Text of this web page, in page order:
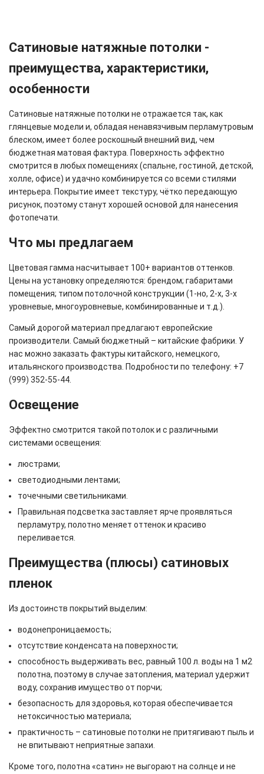
Сатиновые натяжные потолки -
преимущества, характеристики,
особенности
Сатиновые натяжные потолки не отражается так, как
глянцевые модели и, обладая ненавязчивым перламутровым
блеском, имеет более роскошный внешний вид, чем
бюджетная матовая фактура. Поверхность эффектно
смотрится в любых помещениях (спальне, гостиной, детской,
холле, офисе) и удачно комбинируется со всеми стилями
интерьера. Покрытие имеет текстуру, чётко передающую
рисунок, поэтому станут хорошей основой для нанесения
фотопечати.
Что мы предлагаем
Цветовая гамма насчитывает 100+ вариантов оттенков.
Цены на установку определяются: брендом; габаритами
помещения; типом потолочной конструкции (1-но, 2-х, 3-х
уровневые, многоуровневые, комбинированные и т.д.).
Самый дорогой материал предлагают европейские
производители. Самый бюджетный – китайские фабрики. У
нас можно заказать фактуры китайского, немецкого,
итальянского производства. Подробности по телефону: +7
(999) 352-55-44.
Освещение
Эффектно смотрится такой потолок и с различными
системами освещения:
люстрами;
светодиодными лентами;
точечными светильниками.
Правильная подсветка заставляет ярче проявляться
перламутру, полотно меняет оттенок и красиво
переливается.
Преимущества (плюсы) сатиновых
пленок
Из достоинств покрытий выделим:
водонепроницаемость;
отсутствие конденсата на поверхности;
способность выдерживать вес, равный 100 л. воды на 1 м2
полотна, поэтому в случае затопления, материал удержит
воду, сохранив имущество от порчи;
безопасность для здоровья, которая обеспечивается
нетоксичностью материала;
практичность – сатиновые потолки не притягивают пыль и
не впитывают неприятные запахи.
Кроме того, полотна «сатин» не выгорают на солнце и не